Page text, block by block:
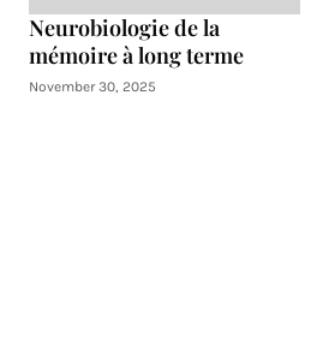
Neurobiologie de la
mémoire à long terme
November 30, 2025